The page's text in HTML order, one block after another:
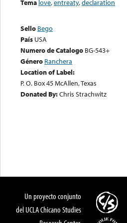
Tema love,entreaty,declaration
Sello Bego
País USA
Numero de Catalogo BG-543+
Género Ranchera
Location of Label:
P. O. Box 45 McAllen, Texas
Donated By:Chris Strachwitz
Un proyecto conjunto
del UCLA Chicano Studies